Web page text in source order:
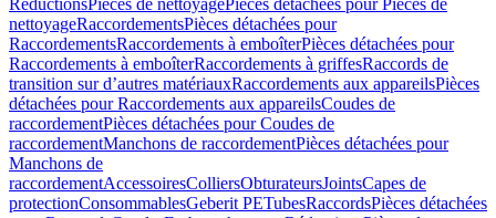
RéductionsPièces de nettoyagePièces détachées pour Pièces de
nettoyageRaccordementsPièces détachées pour
RaccordementsRaccordements à emboîterPièces détachées pour
Raccordements à emboîterRaccordements à griffesRaccords de
transition sur d’autres matériauxRaccordements aux appareilsPièces
détachées pour Raccordements aux appareilsCoudes de
raccordementPièces détachées pour Coudes de
raccordementManchons de raccordementPièces détachées pour
Manchons de
raccordementAccessoiresColliersObturateursJointsCapes de
protectionConsommablesGeberit PETubesRaccordsPièces détachées